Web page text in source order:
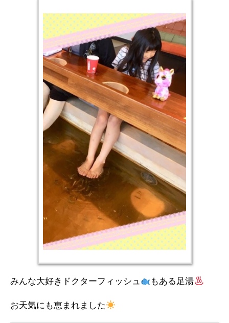
みんな大好きドクターフィッシュ もある足湯
お天気にも恵まれました